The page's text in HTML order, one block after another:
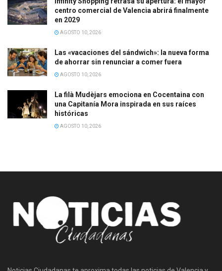
centro comercial de Valencia abrirá finalmente
en 2029
AGOSTO 10, 2026
Las «vacaciones del sándwich»: la nueva forma
de ahorrar sin renunciar a comer fuera
AGOSTO 10, 2026
La filà Mudèjars emociona en Cocentaina con
una Capitanía Mora inspirada en sus raíces
históricas
AGOSTO 10, 2026